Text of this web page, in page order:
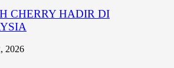
CHERRY HADIR DI
2026